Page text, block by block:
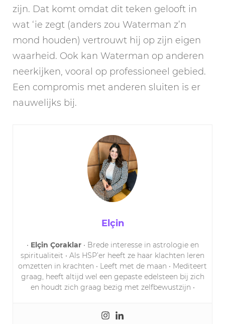
zijn. Dat komt omdat dit teken gelooft in
wat ‘ie zegt (anders zou Waterman z’n
mond houden) vertrouwt hij op zijn eigen
waarheid. Ook kan Waterman op anderen
neerkijken, vooral op professioneel gebied.
Een compromis met anderen sluiten is er
nauwelijks bij.
Elçin
• Elçin Çoraklar• Brede interesse in astrologie en
spiritualiteit • Als HSP’er heeft ze haar klachten leren
omzetten in krachten • Leeft met de maan • Mediteert
graag, heeft altijd wel een gepaste edelsteen bij zich
en houdt zich graag bezig met zelfbewustzijn •